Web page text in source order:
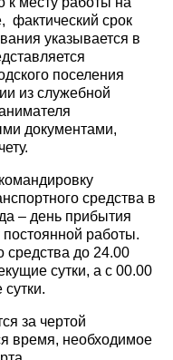
фактический срок
указывается в
поселения
из служебной
документами,
средства в
– день прибытия
постоянной работы.
средства до 24.00
сутки, а с 00.00
за чертой
время, необходимое